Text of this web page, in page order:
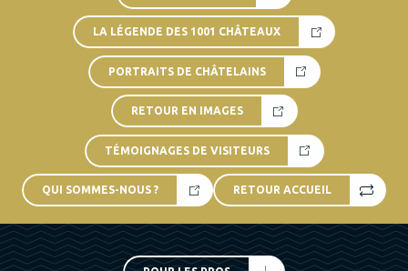
LA LÉGENDE DES 1001 CHÂTEAUX
PORTRAITS DE CHÂTELAINS
RETOUR EN IMAGES
TÉMOIGNAGES DE VISITEURS
QUI SOMMES-NOUS ? RETOUR ACCUEIL